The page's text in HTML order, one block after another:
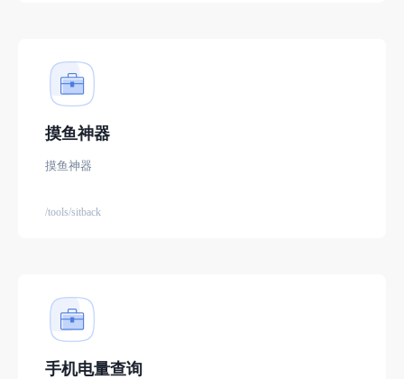
摸鱼神器
摸鱼神器
/tools/sitback
手机电量查询